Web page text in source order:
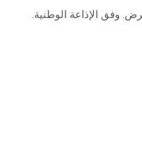
وفق الإذاعة الوطنية.